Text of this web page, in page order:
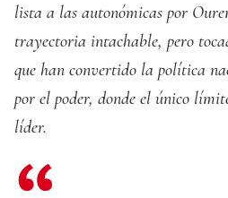
lista a las autonómicas por
trayectoria intachable, pero
que han convertido la política
por el poder, donde el único
líder.